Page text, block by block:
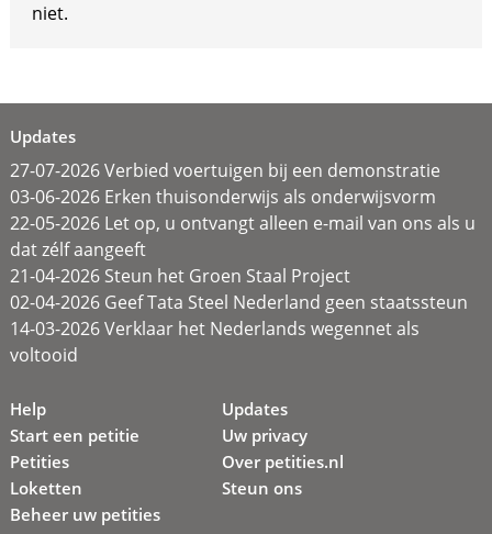
niet.
Updates
27-07-2026 Verbied voertuigen bij een demonstratie
03-06-2026 Erken thuisonderwijs als onderwijsvorm
22-05-2026 Let op, u ontvangt alleen e-mail van ons als u
dat zélf aangeeft
21-04-2026 Steun het Groen Staal Project
02-04-2026 Geef Tata Steel Nederland geen staatssteun
14-03-2026 Verklaar het Nederlands wegennet als
voltooid
Help
Start een petitie
Petities
Loketten
Beheer uw petities
Updates
Uw privacy
Over petities.nl
Steun ons